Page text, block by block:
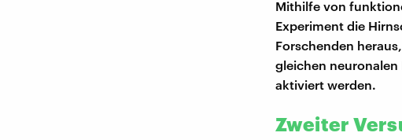
Mithilfe von
Experiment die
Forschenden
gleichen neuronalen
aktiviert werden.
Zweiter